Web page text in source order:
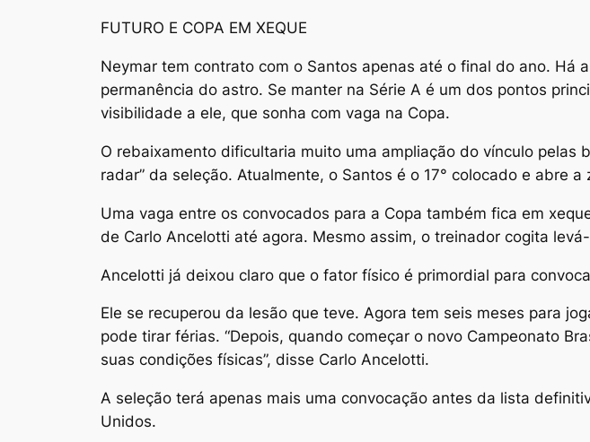
FUTURO E COPA EM XEQUE
Neymar tem contrato com o Santos apenas até o final do ano.
permanência do astro. Se manter na Série A é um dos pontos
visibilidade a ele, que sonha com vaga na Copa.
O rebaixamento dificultaria muito uma ampliação do vínculo
radar” da seleção. Atualmente, o Santos é o 17° colocado e abre
Uma vaga entre os convocados para a Copa também fica em
de Carlo Ancelotti até agora. Mesmo assim, o treinador cogita
Ancelotti já deixou claro que o fator físico é primordial para
Ele se recuperou da lesão que teve. Agora tem seis meses para
pode tirar férias. “Depois, quando começar o novo Campeonato
suas condições físicas”, disse Carlo Ancelotti.
A seleção terá apenas mais uma convocação antes da lista
Unidos.